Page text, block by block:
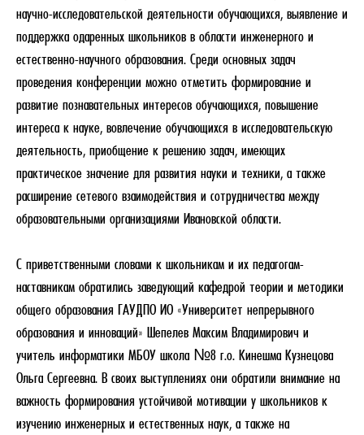
научно-исследовательской деятельности обучающихся, выявление и
поддержка одаренных школьников в области инженерного и
естественно-научного образования. Среди основных задач
проведения конференции можно отметить формирование и
развитие познавательных интересов обучающихся, повышение
интереса к науке, вовлечение обучающихся в исследовательскую
деятельность, приобщение к решению задач, имеющих
практическое значение для развития науки и техники, а также
расширение сетевого взаимодействия и сотрудничества между
образовательными организациями Ивановской области.
С приветственными словами к школьникам и их педагогам-
наставникам обратились заведующий кафедрой теории и методики
общего образования ГАУДПО ИО «Университет непрерывного
образования и инноваций» Шепелев Максим Владимирович и
учитель информатики МБОУ школа №8 г.о. Кинешма Кузнецова
Ольга Сергеевна. В своих выступлениях они обратили внимание на
важность формирования устойчивой мотивации у школьников к
изучению инженерных и естественных наук, а также на